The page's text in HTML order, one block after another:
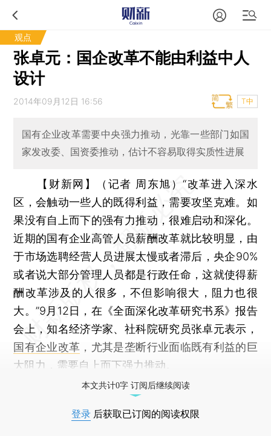
观点
张卓元：国企改革不能由利益中人
设计
2014年09月12日 16:56 T中
国有企业改革需要中央强力推动，光靠一些部门如国
家发改委、国资委推动，估计不容易取得实质性进展
【财新网】（记者 周东旭）“改革进入深水
区，会触动一些人的既得利益，需要攻坚克难。如
果没有自上而下的强有力推动，很难启动和深化。
近期的国有企业高管人员薪酬改革就比较明显，由
于市场选聘经营人员进展太慢或者滞后，央企90%
或者说大部分管理人员都是行政任命，这就使得薪
酬改革涉及的人很多，不但影响很大，阻力也很
大。”9月12日，在《全面深化改革研究书系》报告
会上，知名经济学家、社科院研究员张卓元表示，
国有企业改革 ，尤其是垄断行业面临既有利益的巨
大阻力，需要自上而下强力推动。
本文共计0字 订阅后继续阅读
登录 后获取已订阅的阅读权限